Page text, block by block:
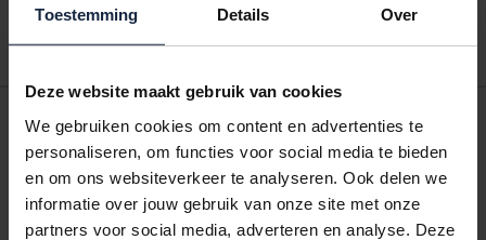
Toestemming Details Over
Deze website maakt gebruik van cookies
We gebruiken cookies om content en advertenties te
personaliseren, om functies voor social media te bieden
en om ons websiteverkeer te analyseren. Ook delen we
informatie over jouw gebruik van onze site met onze
partners voor social media, adverteren en analyse. Deze
account. Dat pakt altijd goed uit voor uw administratie!
POSTDOOS BEDRUKKEN
Voor een veilige verzending
VOOR BOEKEN TOT ONDERDELEN